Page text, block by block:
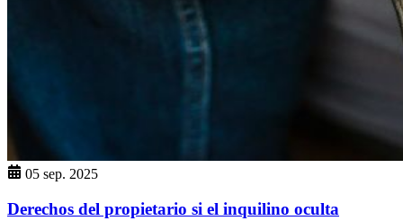
05 sep. 2025
Derechos del propietario si el inquilino oculta